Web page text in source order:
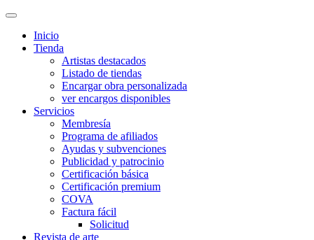
Inicio
Tienda
Artistas destacados
Listado de tiendas
Encargar obra personalizada
ver encargos disponibles
Servicios
Membresía
Programa de afiliados
Ayudas y subvenciones
Publicidad y patrocinio
Certificación básica
Certificación premium
COVA
Factura fácil
Solicitud
Revista de arte